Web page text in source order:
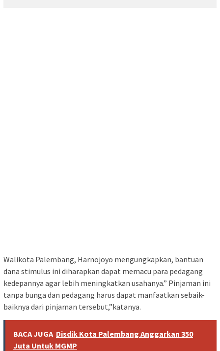
Walikota Palembang, Harnojoyo mengungkapkan, bantuan
dana stimulus ini diharapkan dapat memacu para pedagang
kedepannya agar lebih meningkatkan usahanya.” Pinjaman ini
tanpa bunga dan pedagang harus dapat manfaatkan sebaik-
baiknya dari pinjaman tersebut,”katanya.
BACA JUGA Disdik Kota Palembang Anggarkan 350
Juta Untuk MGMP